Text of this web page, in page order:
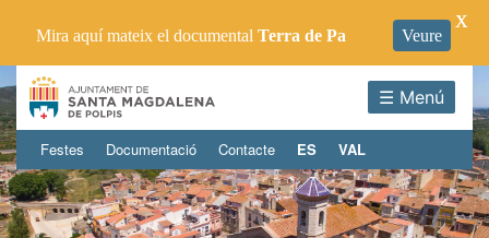
☰ Menú
Festes Documentació Contacte ES VAL
Mira aquí mateix el documental Terra de Pa Veure
X